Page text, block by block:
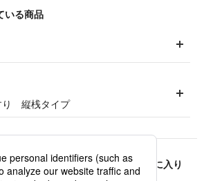
いる商品
り 縦桟タイプ
お気に入り